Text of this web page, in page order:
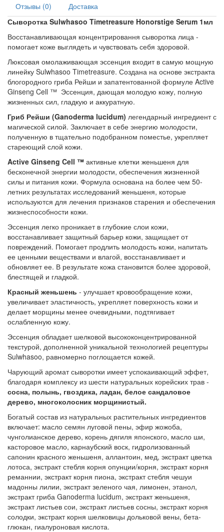
Отзывы (0)
Доставка
Сыворотка Sulwhasoo Timetreasure Honorstige Serum 1мл
Восстанавливающая концентрировання сыворотка лица -
помогает коже выглядеть и чувствовать себя здоровой.
Люксовая омолаживающая эссенция входит в самую мощную
линейку Sulwhasoo Timetreasure. Создана на основе экстракта
блогородного гриба Рейши и запатентованной формуле Active
Ginseng Cell ™ Эссенция, дающая молодую кожу, полную
жизненных сил, гладкую и аккуратную.
Гриб Рейши (Ganoderma lucidum) легендарный ингредиент с
магической силой. Заключает в себе энергию молодости,
полученную в тщательно подобранном поместье, укрепляет
стареющий слой кожи.
Active Ginseng Cell ™ активные клетки женьшеня для
бесконечной энергии молодости, обеспечения жизненной
силы и питания кожи. Формула основана на более чем 50-
летних результатах исследований женьшеня, которые
используются для лечения признаков старения и обеспечения
жизнеспособности кожи.
Эссенция легко проникает в глубокие слои кожи,
восстанавливает защитный барьер кожи, защищает от
повреждений. Помогает продлить молодость кожи, напитать
ее ценными веществами и влагой, восстанавливает и
обновляет ее. В результате кожа становится более здоровой,
блестящей и гладкой.
Красный женьшень - улучшает кровообращение кожи,
увеличивает эластичность, укрепляет поверхность кожи и
делает морщины менее очевидными, подтягивает
ослабленную кожу.
Эссенция обладает шелковой высококонцентрированной
текстурой, дополненной уникальной технологией рецептуры
Sulwhasoo, равномерно поглощается кожей.
Чарующий аромат сыворотки имеет успокаивающий эффет,
благодаря комплексу из шести натуральных корейских трав -
сосна, полынь, гвоздика, ладан, белое сандаловое
дерево, многоколосник морщинистый.
Богатый состав из натуральных растительных ингредиентов
включает: масло семян луговой пены, эфир жожоба,
чунголианское дерево, корень дягиля японского, масло ши,
касторовое масло, карнаубский воск, гидролизованный
сапонин красного женьшеня, аллантоин, мед, экстракт цветка
лотоса, экстракт стебля корня опунции/корня, экстракт корня
реманнии, экстракт корня пиона, экстракт стебля чешуи
мадонны лилии, экстракт зеленого чая, лимонен, этанол,
экстракт гриба Ganoderma lucidum, экстракт женьшеня,
экстракт листьев сои, экстракт листьев сосны, экстракт корня
солодки, экстракт корня шелковицы дольковой вены, бета-
глюкан, гиалуроновая кислота.